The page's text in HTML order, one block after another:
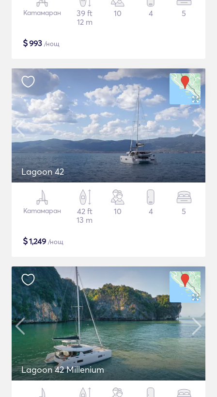
Катамаран
39 ft
12 m
10 4 5
$993 /нощ
Lagoon 42
Катамаран
42 ft
13 m
10 4 5
$1,249 /нощ
Lagoon 42 Millenium